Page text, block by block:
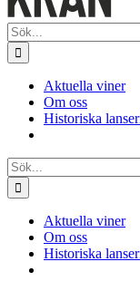
Sök
efter:
Aktuella viner
Om oss
Historiska
Sök
efter:
Aktuella viner
Om oss
Historiska